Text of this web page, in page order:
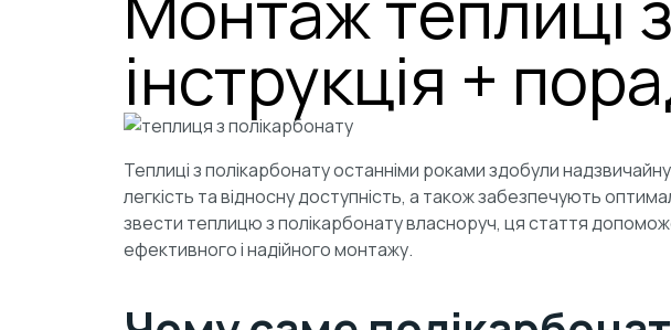
інструкція +
Теплиці з полікарбонату останніми роками здобули
легкість та відносну доступність, а також забезпечують
звести теплицю з полікарбонату власноруч, ця стаття
ефективного і надійного монтажу.